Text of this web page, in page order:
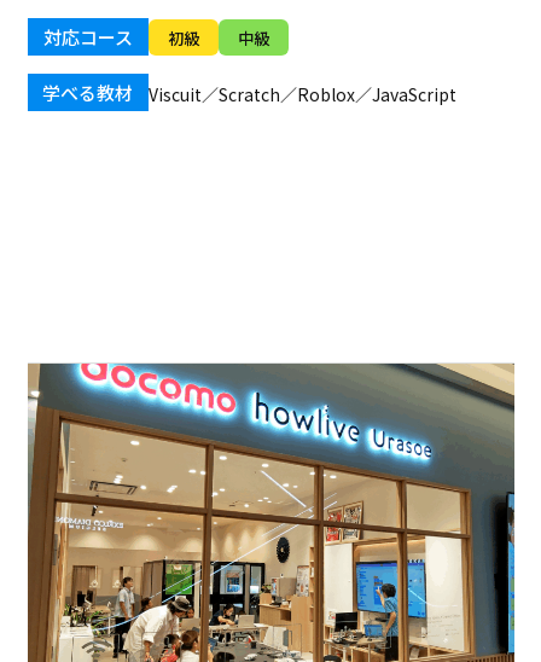
対応コース 初級 中級
学べる教材 Viscuit／Scratch／Roblox／JavaScript